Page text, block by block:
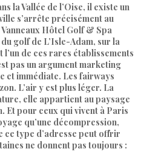
la Vallée de l’Oise, il existe un
s’arrête précisément au
Hôtel Golf & Spa
golf de L’Isle-Adam, sur la
l’un de ces rares établissements
pas un argument marketing
et immédiate. Les fairways
L’air y est plus léger. La
elle appartient au paysage
Et pour ceux qui vivent à Paris
qu’une décompression,
ce type d’adresse peut offrir
ne donnent pas toujours :